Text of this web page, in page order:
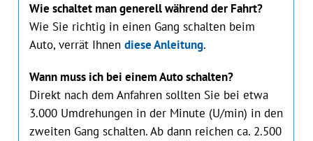
Wie schaltet man generell während der Fahrt?
Wie Sie richtig in einen Gang schalten beim
Auto, verrät Ihnen diese Anleitung.
Wann muss ich bei einem Auto schalten?
Direkt nach dem Anfahren sollten Sie bei etwa
3.000 Umdrehungen in der Minute (U/min) in den
zweiten Gang schalten. Ab dann reichen ca. 2.500